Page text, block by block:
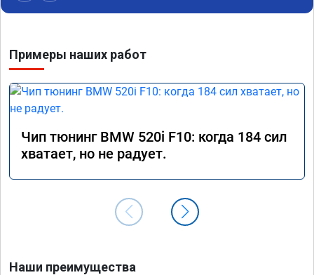
Примеры наших работ
Чип тюнинг BMW 520i F10: когда 184 сил
хватает, но не радует.
Наши преимущества